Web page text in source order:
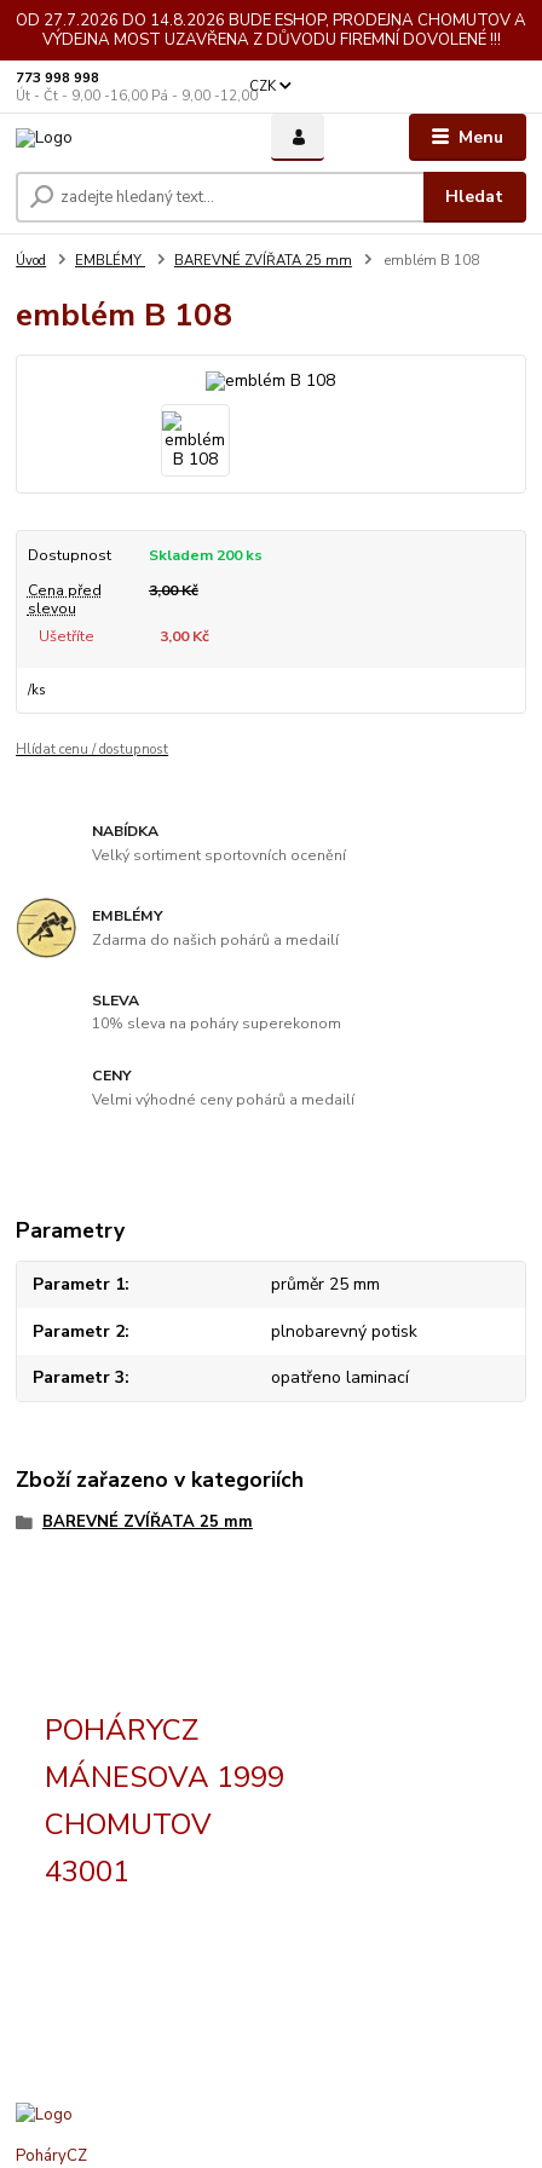
OD 27.7.2026 DO 14.8.2026 BUDE ESHOP, PRODEJNA CHOMUTOV A
VÝDEJNA MOST UZAVŘENA Z DŮVODU FIREMNÍ DOVOLENÉ !!!
Menu
CZK
Hledat
773 998 998
Út - Čt - 9,00 -16,00 Pá - 9,00 -12,00
Úvod EMBLÉMY BAREVNÉ ZVÍŘATA 25 mm emblém B 108
emblém B 108
Dostupnost
Skladem 200 ks
Cena před
slevou
3,00 Kč
Ušetříte 3,00 Kč
/ks
Hlídat cenu / dostupnost
NABÍDKA
Velký sortiment sportovních ocenění
EMBLÉMY
Zdarma do našich pohárů a medailí
SLEVA
10% sleva na poháry superekonom
CENY
Velmi výhodné ceny pohárů a medailí
Parametry
Parametr 1 průměr 25 mm
Parametr 2 plnobarevný potisk
Parametr 3 opatřeno laminací
Zboží zařazeno v kategoriích
BAREVNÉ ZVÍŘATA 25 mm
POHÁRYCZ
MÁNESOVA 1999
CHOMUTOV
43001
PoháryCZ